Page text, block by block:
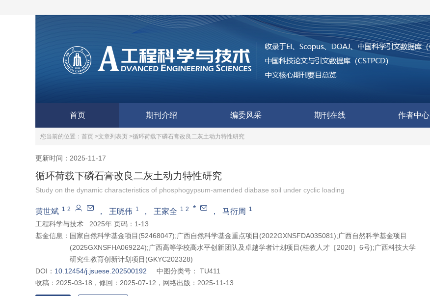
首页 期刊介绍 编委风采 期刊在线 作者中心
您当前的位置： 首页 >文章列表页 >循环荷载下磷石膏改良二灰土动力特性研究
更新时间：2025-11-17
循环荷载下磷石膏改良二灰土动力特性研究
Study on the dynamic characteristics of phosphogypsum-amended diabase soil under cyclic loading
黄世斌 1 2 ， 王晓伟 1 ， 王家全 1 2 * ， 马衍周 1
工程科学与技术
2025年 页码：1-13
基金信息： 国家自然科学基金项目(52468047);广西自然科学基金重点项目(2022GXNSFDA035081);广西自然科学基金项目
(2025GXNSFHA069224);广西高等学校高水平创新团队及卓越学者计划项目(桂教人才［2020］6号);广西科技大学
研究生教育创新计划项目(GKYC202328)
DOI： 10.12454/j.jsuese.202500192 中图分类号：
TU411
收稿： 2025-03-18 ， 修回： 2025-07-12 ， 网络出版： 2025-11-13